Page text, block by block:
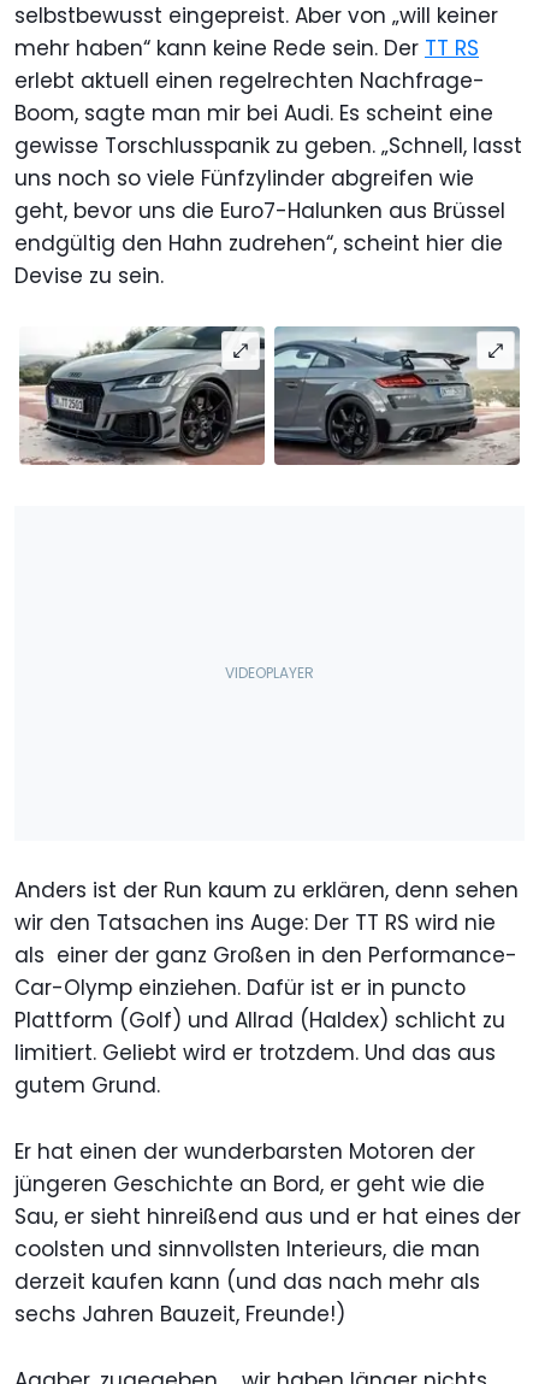
selbstbewusst eingepreist. Aber von „will keiner
mehr haben“ kann keine Rede sein. Der TT RS
erlebt aktuell einen regelrechten Nachfrage-
Boom, sagte man mir bei Audi. Es scheint eine
gewisse Torschlusspanik zu geben. „Schnell, lasst
uns noch so viele Fünfzylinder abgreifen wie
geht, bevor uns die Euro7-Halunken aus Brüssel
endgültig den Hahn zudrehen“, scheint hier die
Devise zu sein.
Anders ist der Run kaum zu erklären, denn sehen
wir den Tatsachen ins Auge: Der TT RS wird nie
als einer der ganz Großen in den Performance-
Car-Olymp einziehen. Dafür ist er in puncto
Plattform (Golf) und Allrad (Haldex) schlicht zu
limitiert. Geliebt wird er trotzdem. Und das aus
gutem Grund.
Er hat einen der wunderbarsten Motoren der
jüngeren Geschichte an Bord, er geht wie die
Sau, er sieht hinreißend aus und er hat eines der
coolsten und sinnvollsten Interieurs, die man
derzeit kaufen kann (und das nach mehr als
sechs Jahren Bauzeit, Freunde!)